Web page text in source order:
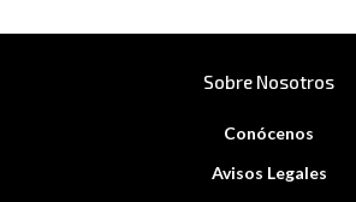
Sobre Nosotros
Conócenos
Avisos Legales